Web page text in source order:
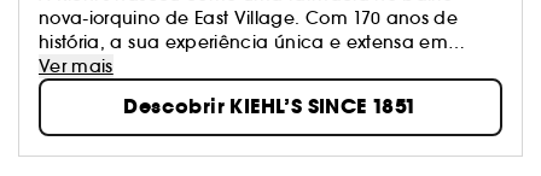
nova-iorquino de East Village. Com 170 anos de
história, a sua experiência única e extensa em
cuidados com a pele representa a combinação
perfeita entre inovação e natureza. Em três palavras,
a Kiehl's é INOVAÇÃO, SERVIÇO E GENEROSIDADE, as
quais são a sua razão de ser para os seus fiéis
clientes.
Ver mais
Descobrir KIEHL’S SINCE 1851